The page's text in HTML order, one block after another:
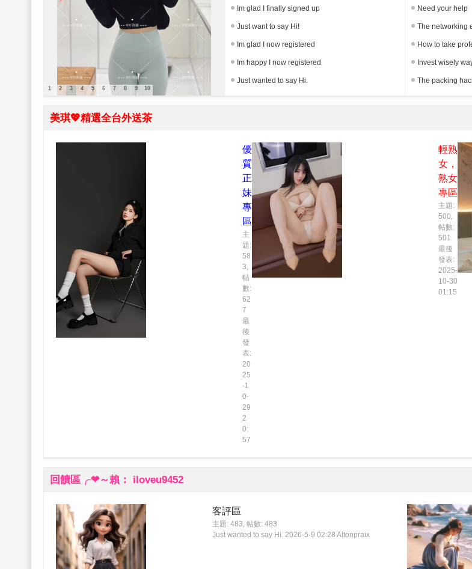
1 2 3 4 5 6 7 8 9 10
Im glad I finally signed up
Just want to say Hi!
Im glad I now registered
Im happy I now registered
Just wanted to say Hi.
Need your help
The networking
How to take
Invest wisely
The packing
美琪💖精選全台外送茶
優
質
正
妹
專
區
主
題:
58
3,
帖
數:
62
7
最
後
發
表:
20
25
-1
0-
29
2
0:
57
輕熟
女，
熟女
專區
主題:
500,
帖數:
501
最後
發表:
2025-
10-30
01:15
回饋區╭❤～賴： iloveu9452
客評區
主題: 483, 帖數: 483
Just wanted to say Hi. 2026-5-9 02:28 Altonpraix